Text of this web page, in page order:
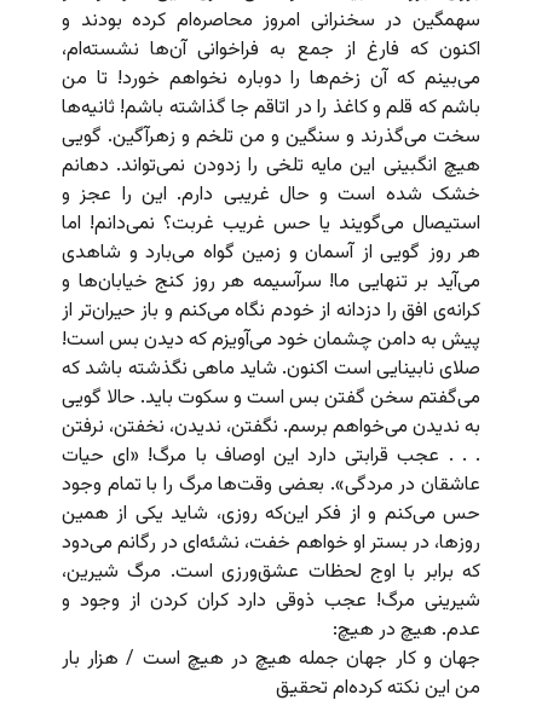
سهمگین در سخنرانی امروز محاصره‌ام کرده بودند و
اکنون که فارغ از جمع به فراخوانی آن‌ها نشسته‌ام،
می‌بینم که آن زخم‌ها را دوباره نخواهم خورد! تا من
باشم که قلم و کاغذ را در اتاقم جا گذاشته باشم! ثانیه‌ها
سخت می‌گذرند و سنگین و من تلخم و زهرآگین. گویی
هیچ انگبینی این مایه‌ تلخی را زدودن نمی‌تواند. دهانم
خشک شده است و حال غریبی دارم. این را عجز و
استیصال می‌گویند یا حس غریب غربت؟ نمی‌دانم!‌ اما
هر روز گویی از آسمان و زمین گواه می‌بارد و شاهدی
می‌آید بر تنهایی ما! سرآسیمه هر روز کنج خیابان‌ها و
کرانه‌ی افق را دزدانه از خودم نگاه می‌کنم و باز حیران‌تر از
پیش به دامن چشمان خود می‌آویزم که دیدن بس است!
صلای نابینایی است اکنون. شاید ماهی نگذشته باشد که
می‌گفتم سخن گفتن بس است و سکوت باید. حالا گویی
به ندیدن می‌خواهم برسم. نگفتن، ندیدن، نخفتن، نرفتن
. . . عجب قرابتی دارد این اوصاف با مرگ! «ای حیات
عاشقان در مردگی». بعضی وقت‌ها مرگ را با تمام وجود
حس می‌کنم و از فکر این‌که روزی، شاید یکی از همین
روزها، در بستر او خواهم خفت، نشئه‌ای در رگانم می‌دود
که برابر با اوج لحظات عشق‌ورزی است. مرگ شیرین،
شیرینی مرگ! عجب ذوقی دارد کران کردن از وجود و
عدم. هیچ در هیچ:
جهان و کار جهان جمله هیچ در هیچ است / هزار بار
من این نکته کرده‌ام تحقیق